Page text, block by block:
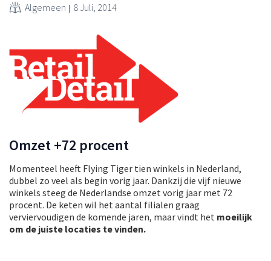
Algemeen 8 Juli, 2014
Omzet +72 procent
Momenteel heeft Flying Tiger tien winkels in Nederland,
dubbel zo veel als begin vorig jaar. Dankzij die vijf nieuwe
winkels steeg de Nederlandse omzet vorig jaar met 72
procent. De keten wil het aantal filialen graag
verviervoudigen de komende jaren, maar vindt het moeilijk
om de juiste locaties te vinden.